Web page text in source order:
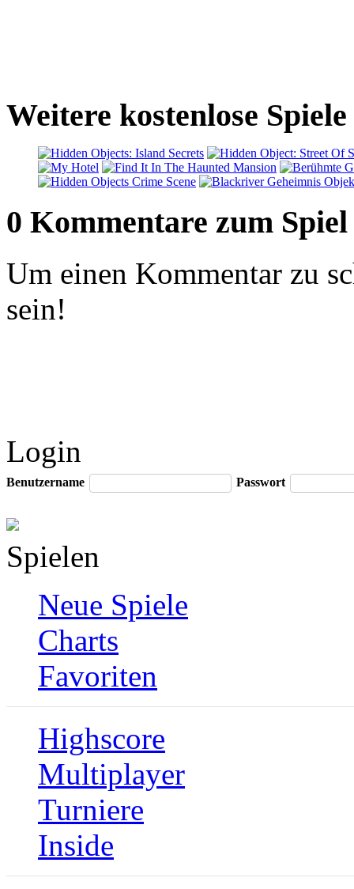
Weitere kostenlose
0 Kommentare zum Spiel
Um einen Kommentar zu
sein!
Login
Benutzername Passwort
Spielen
Neue Spiele
Charts
Favoriten
Highscore
Multiplayer
Turniere
Inside